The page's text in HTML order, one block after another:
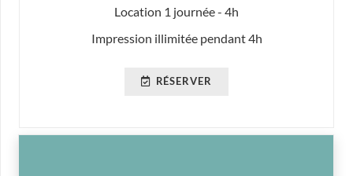
Location 1 journée - 4h
Impression illimitée pendant 4h
RÉSERVER